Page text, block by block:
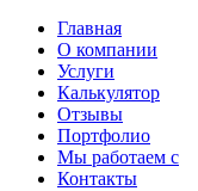
Главная
О компании
Услуги
Калькулятор
Отзывы
Портфолио
Мы работаем с
Контакты